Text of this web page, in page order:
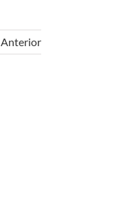
Anterior